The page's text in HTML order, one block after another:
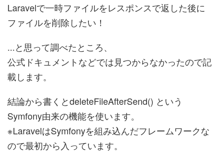
Laravelで一時ファイルをレスポンスで返した後に
ファイルを削除したい！
...と思って調べたところ、
公式ドキュメントなどでは見つからなかったので記
載します。
結論から書くとdeleteFileAfterSend() という
Symfony由来の機能を使います。
※LaravelはSymfonyを組み込んだフレームワークな
ので最初から入っています。